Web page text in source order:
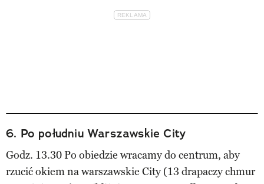
6. Po południu Warszawskie City
Godz. 13.30 Po obiedzie wracamy do centrum, aby
rzucić okiem na warszawskie City (13 drapaczy chmur